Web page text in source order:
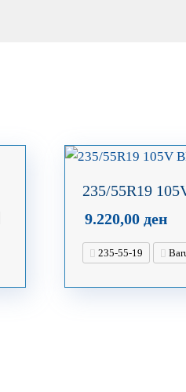
235/55R19
9.220,00 ден
235-55-19